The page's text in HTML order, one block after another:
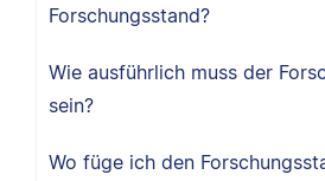
Forschungsstand?
Wie ausführlich muss der
sein?
Wo füge ich den